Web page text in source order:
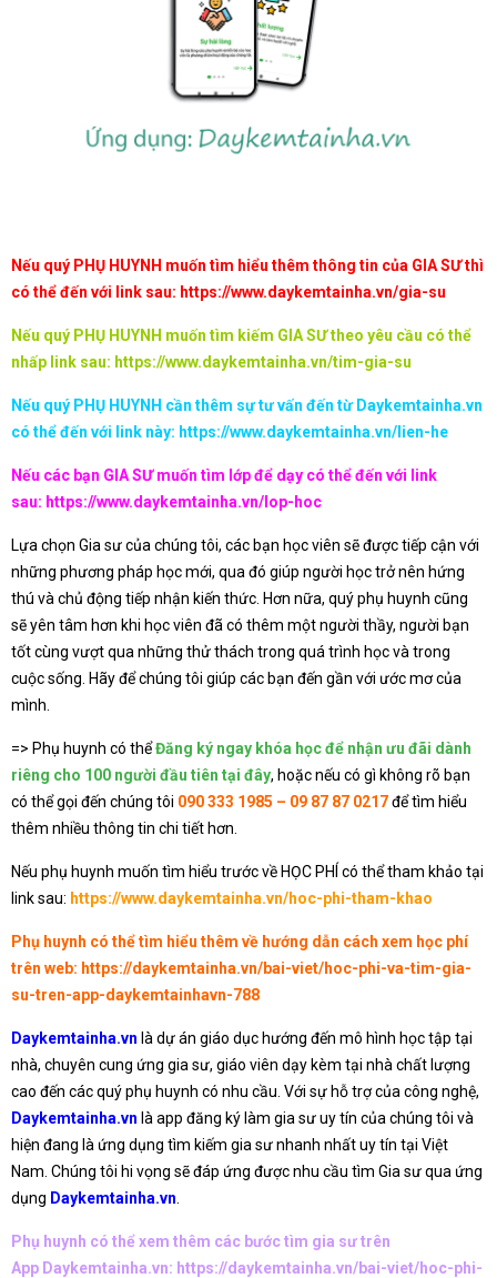
Nếu quý PHỤ HUYNH muốn tìm hiểu thêm thông tin của GIA SƯ thì
có thể đến với link sau: https://www.daykemtainha.vn/gia-su
Nếu quý PHỤ HUYNH muốn tìm kiếm GIA SƯ theo yêu cầu có thể
nhấp link sau: https://www.daykemtainha.vn/tim-gia-su
Nếu quý PHỤ HUYNH cần thêm sự tư vấn đến từ Daykemtainha.vn
có thể đến với link này: https://www.daykemtainha.vn/lien-he
Nếu các bạn GIA SƯ muốn tìm lớp để dạy có thể đến với link
sau: https://www.daykemtainha.vn/lop-hoc
Lựa chọn Gia sư của chúng tôi, các bạn học viên sẽ được tiếp cận với
những phương pháp học mới, qua đó giúp người học trở nên hứng
thú và chủ động tiếp nhận kiến thức. Hơn nữa, quý phụ huynh cũng
sẽ yên tâm hơn khi học viên đã có thêm một người thầy, người bạn
tốt cùng vượt qua những thử thách trong quá trình học và trong
cuộc sống. Hãy để chúng tôi giúp các bạn đến gần với ước mơ của
mình.
=> Phụ huynh có thểĐăng ký ngay khóa học để nhận ưu đãi dành
riêng cho 100 người đầu tiên tại đây, hoặc nếu có gì không rõ bạn
có thể gọi đến chúng tôi 090 333 1985 – 09 87 87 0217để tìm hiểu
thêm nhiều thông tin chi tiết hơn.
Nếu phụ huynh muốn tìm hiểu trước về HỌC PHÍ có thể tham khảo tại
link sau: https://www.daykemtainha.vn/hoc-phi-tham-khao
Phụ huynh có thể tìm hiểu thêm về hướng dẫn cách xem học phí
trên web: https://daykemtainha.vn/bai-viet/hoc-phi-va-tim-gia-
su-tren-app-daykemtainhavn-788
Daykemtainha.vn là dự án giáo dục hướng đến mô hình học tập tại
nhà, chuyên cung ứng gia sư, giáo viên dạy kèm tại nhà chất lượng
cao đến các quý phụ huynh có nhu cầu. Với sự hỗ trợ của công nghệ,
Daykemtainha.vn là app đăng ký làm gia sư uy tín của chúng tôi và
hiện đang là ứng dụng tìm kiếm gia sư nhanh nhất uy tín tại Việt
Nam. Chúng tôi hi vọng sẽ đáp ứng được nhu cầu tìm Gia sư qua ứng
dụng Daykemtainha.vn
Phụ huynh có thể xem thêm các bước tìm gia sư trên
App Daykemtainha.vn: https://daykemtainha.vn/bai-viet/hoc-phi-